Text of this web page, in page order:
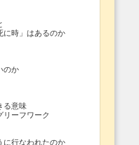
時」はあるのか
のか
る意味
ーフワーク
行なわれたのか